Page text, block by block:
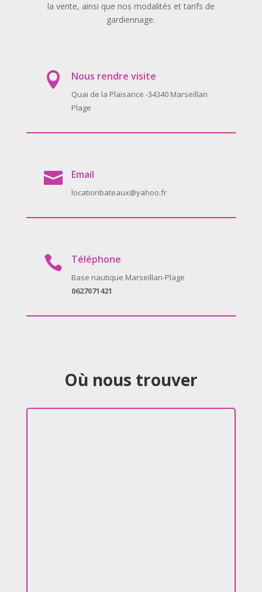
la vente, ainsi que nos modalités et tarifs de
gardiennage.
 Nous rendre visite
Quai de la Plaisance -34340 Marseillan
Plage
 Email
locationbateaux@yahoo.fr
 Téléphone
Base nautique Marseillan-Plage
0627071421
Où nous trouver